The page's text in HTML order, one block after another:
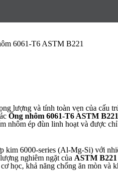
lượng và tính toàn vẹn của cấu
Ống nhôm 6061-T6 ASTM B221
nhôm ép đùn linh hoạt và được
kim 6000-series (Al-Mg-Si) với
nghiêm ngặt của ASTM B221
học, khả năng chống ăn mòn và